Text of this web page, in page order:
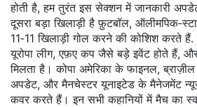
होती है, हम तुरंत इस सेक्शन में जानकारी
दूसरा बड़ा खिलाड़ी हैफ़ुटबॉल,
11‑11 खिलाड़ी गोल करने की कोशिश करते हैं.
यूरोपा लीग, एफ़ए कप जैसे बड़े इवेंट होते हैं,
मिलता है। कोपा अमेरिका के फाइनल,
अपडेट, और मैनचेस्टर यूनाइटेड के मैनेजमेंट
कवर करते हैं। इन सभी कहानियों में मैच का